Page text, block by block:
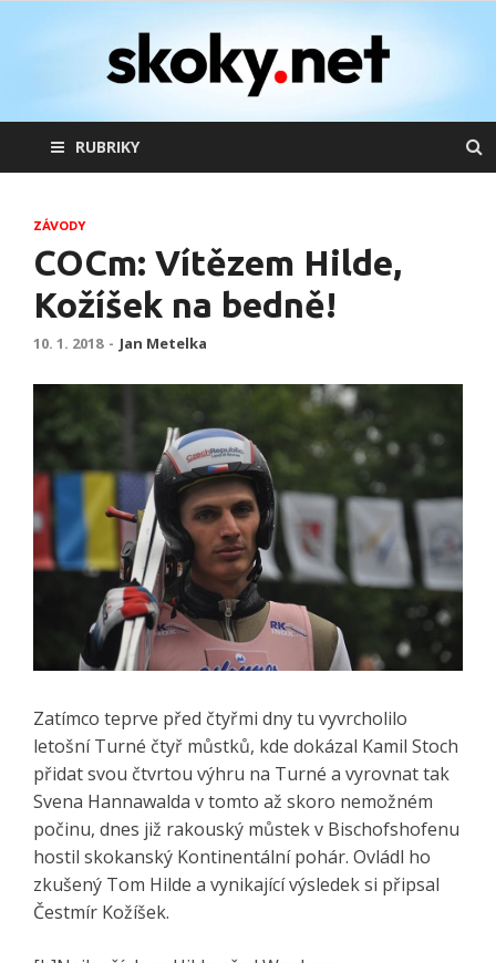
skoky.net
skoky na lyžích
RUBRIKY
ZÁVODY
COCm: Vítězem Hilde,
Kožíšek na bedně!
10. 1. 2018 - Jan Metelka
Zatímco teprve před čtyřmi dny tu vyvrcholilo
letošní Turné čtyř můstků, kde dokázal Kamil Stoch
přidat svou čtvrtou výhru na Turné a vyrovnat tak
Svena Hannawalda v tomto až skoro nemožném
počinu, dnes již rakouský můstek v Bischofshofenu
hostil skokanský Kontinentální pohár. Ovládl ho
zkušený Tom Hilde a vynikající výsledek si připsal
Čestmír Kožíšek.